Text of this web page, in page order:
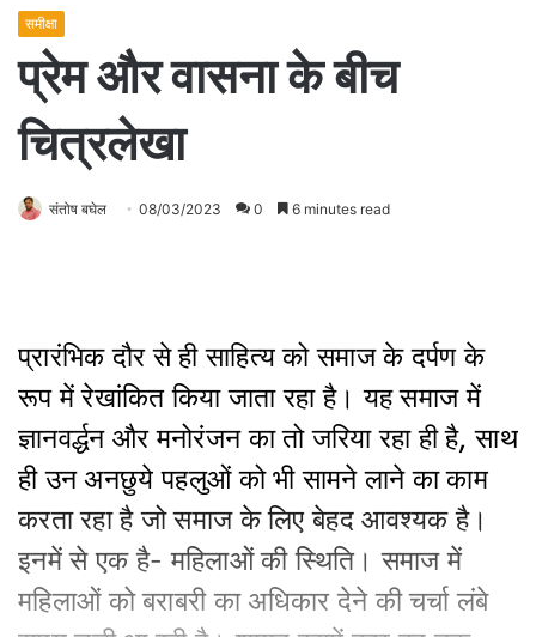
समीक्षा
प्रेम और वासना के बीच
चित्रलेखा
संतोष बघेल 08/03/2023 0 6 minutes read
प्रारंभिक दौर से ही साहित्य को समाज के दर्पण के
रूप में रेखांकित किया जाता रहा है। यह समाज में
ज्ञानवर्द्धन और मनोरंजन का तो जरिया रहा ही है, साथ
ही उन अनछुये पहलुओं को भी सामने लाने का काम
करता रहा है जो समाज के लिए बेहद आवश्‍यक है।
इनमें से एक है- महिलाओं की स्थिति। समाज में
महिलाओं को बराबरी का अधिकार देने की चर्चा लंबे